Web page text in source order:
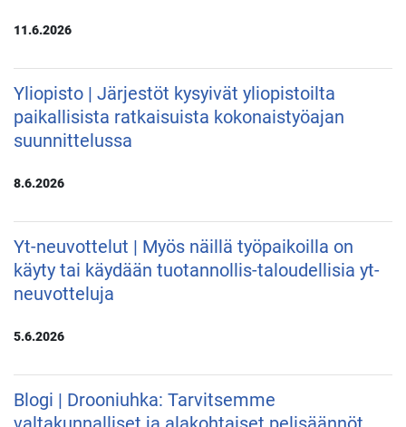
11.6.2026
Yliopisto | Järjestöt kysyivät yliopistoilta
paikallisista ratkaisuista kokonaistyöajan
suunnittelussa
8.6.2026
Yt-neuvottelut | Myös näillä työpaikoilla on
käyty tai käydään tuotannollis-taloudellisia yt-
neuvotteluja
5.6.2026
Blogi | Drooniuhka: Tarvitsemme